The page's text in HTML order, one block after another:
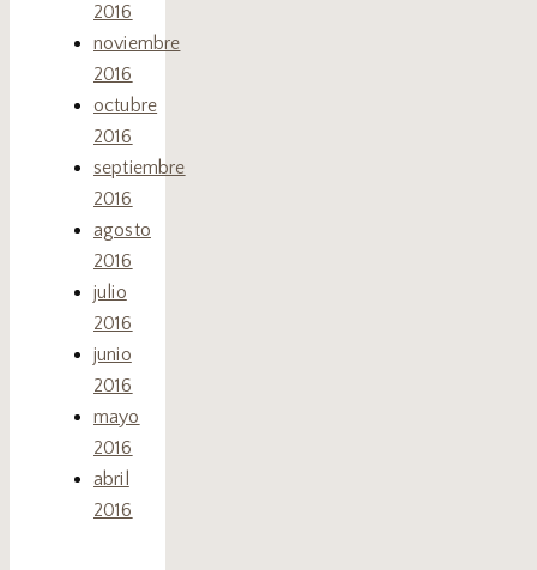
2016
noviembre
2016
octubre
2016
septiembre
2016
agosto
2016
julio
2016
junio
2016
mayo
2016
abril
2016